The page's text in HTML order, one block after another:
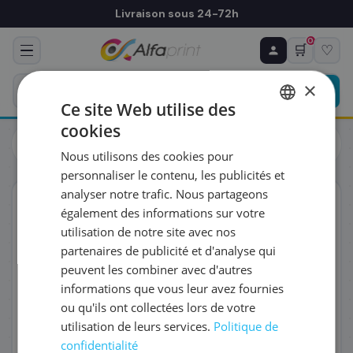
Livraison sous 24-72h
🛒
0
♡
Cartouches
Canon
haute capacité, 400 pages
ORIGINAL
♻ COMMANDE RÉCURRENTE
Prévoyez & économisez
Programmez votre prochain achat — notre équipe
vous prépare un devis personnalisé
RÉFÉRENCE DU PRODUIT
FRÉQUENCE
QUANTITÉ PAR LIVRAISON
DATE DE PREMIÈRE LIVRAISON SOUHAITÉE
×
Ce site Web utilise des
cookies
Nous utilisons des cookies pour
personnaliser le contenu, les publicités et
analyser notre trafic. Nous partageons
également des informations sur votre
utilisation de notre site avec nos
partenaires de publicité et d'analyse qui
peuvent les combiner avec d'autres
informations que vous leur avez fournies
ou qu'ils ont collectées lors de votre
utilisation de leurs services. Politique de
confidentialité